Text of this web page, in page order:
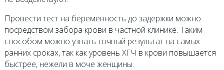
Провести тест на беременность до задержки можно
посредством забора крови в частной клинике. Таким
способом можно узнать точный результат на самых
ранних сроках, так как уровень ХГЧ в крови повышается
быстрее, нежели в моче женщины.